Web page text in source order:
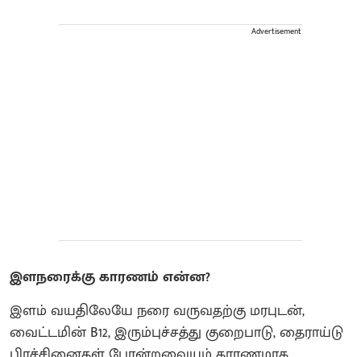
Advertisement
இளநரைக்கு காரணம் என்ன?
இளம் வயதிலேயே நரை வருவதற்கு மரபுடன்,
வைட்டமின் B12, இரும்புச்சத்து குறைபாடு, தைராய்டு